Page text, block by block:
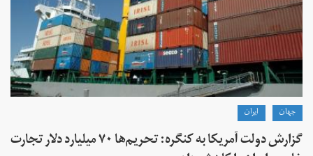
جهان ايران
گزارش دولت آمریکا به کنگره: تحریم‌ها ۷۰ میلیارد دلار تجارت